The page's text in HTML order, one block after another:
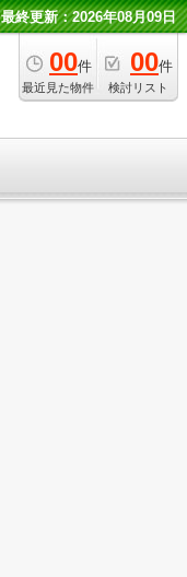
最終更新：2026年08月09日
00件
最近見た物件
00件
検討リスト